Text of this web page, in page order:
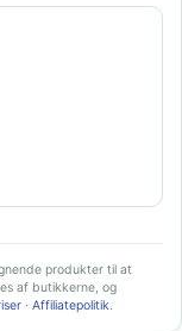
produkter til at
af butikkerne, og
· Affiliatepolitik.